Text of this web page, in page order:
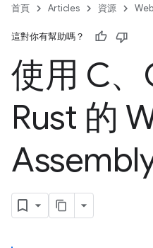
首頁 Articles 資源
這對你有幫助嗎？
使用 C、
Rust 的